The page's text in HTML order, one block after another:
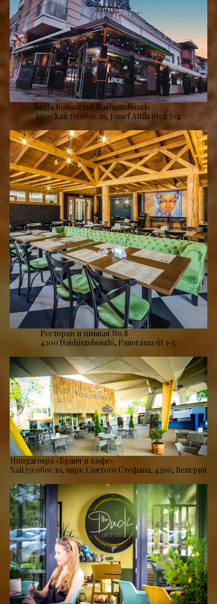
Szilfa Restaurant Hajdúszoboszló
4200 Хайдусобосло, József Attila utca 2-4.
Ресторан и пивная No.8
4200 Hajdúszoboszló, Panoráma út 1-3.
Hungarospa «Бранч и кофе»
Хайдусобосло, парк Святого Стефана, 4200, Венгрия